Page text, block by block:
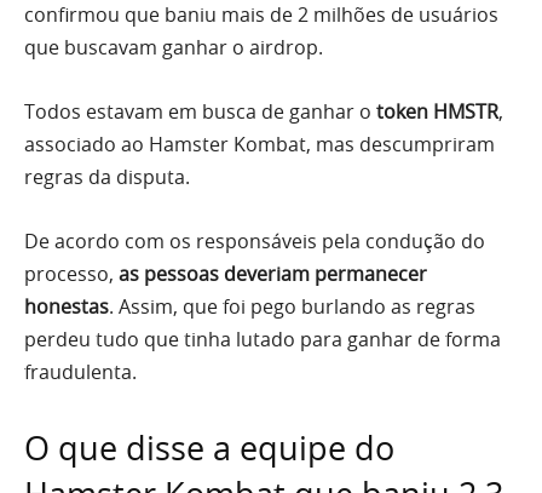
confirmou que baniu mais de 2 milhões de usuários
que buscavam ganhar o airdrop.
Todos estavam em busca de ganhar o token HMSTR,
associado ao Hamster Kombat, mas descumpriram
regras da disputa.
De acordo com os responsáveis pela condução do
processo, as pessoas deveriam permanecer
honestas. Assim, que foi pego burlando as regras
perdeu tudo que tinha lutado para ganhar de forma
fraudulenta.
O que disse a equipe do